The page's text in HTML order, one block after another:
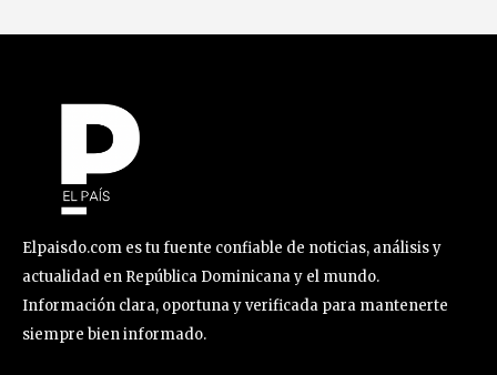
Elpaisdo.com es tu fuente confiable de noticias, análisis y
actualidad en República Dominicana y el mundo.
Información clara, oportuna y verificada para mantenerte
siempre bien informado.